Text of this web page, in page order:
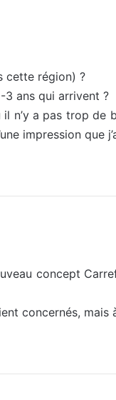
cette région) ?
3 ans qui arrivent ?
il n’y a pas trop
impression que
concept
concernés,